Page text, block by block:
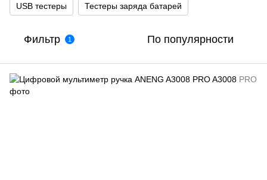
USB тестеры Тестеры заряда батарей
Фильтр 1 По популярности